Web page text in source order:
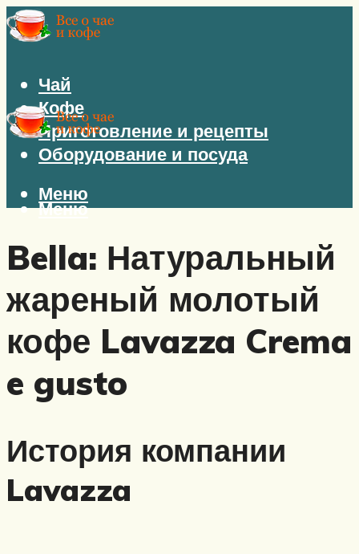
Чай
Кофе
Приготовление и рецепты
Оборудование и посуда
Меню
Меню
Bella: Натуральный
жареный молотый
кофе Lavazza Crema
e gusto
История компании
Lavazza